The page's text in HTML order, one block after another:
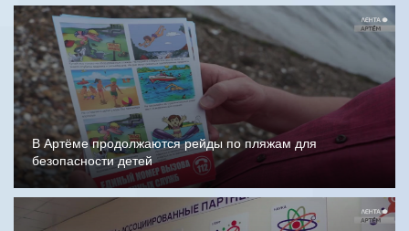
В Артёме продолжаются рейды по пляжам для
безопасности детей